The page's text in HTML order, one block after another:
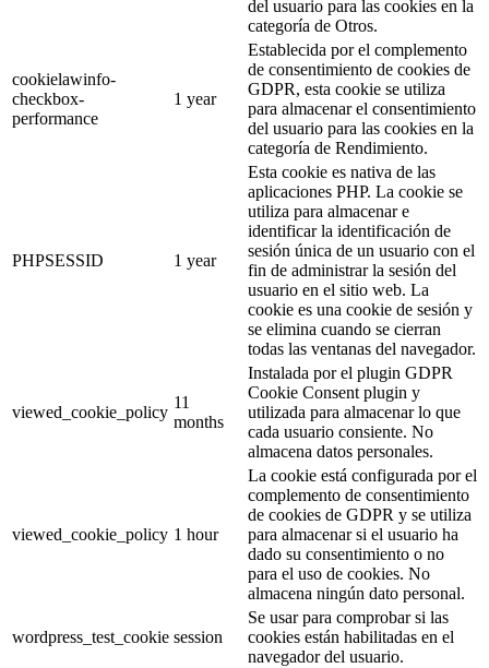
del usuario para las cookies en la
categoría de Otros.
cookielawinfo-
checkbox-
performance
1 year
Establecida por el complemento
de consentimiento de cookies de
GDPR, esta cookie se utiliza
para almacenar el consentimiento
del usuario para las cookies en la
categoría de Rendimiento.
PHPSESSID 1 year
Esta cookie es nativa de las
aplicaciones PHP. La cookie se
utiliza para almacenar e
identificar la identificación de
sesión única de un usuario con el
fin de administrar la sesión del
usuario en el sitio web. La
cookie es una cookie de sesión y
se elimina cuando se cierran
todas las ventanas del navegador.
viewed_cookie_policy
11
months
Instalada por el plugin GDPR
Cookie Consent plugin y
utilizada para almacenar lo que
cada usuario consiente. No
almacena datos personales.
viewed_cookie_policy 1 hour
La cookie está configurada por el
complemento de consentimiento
de cookies de GDPR y se utiliza
para almacenar si el usuario ha
dado su consentimiento o no
para el uso de cookies. No
almacena ningún dato personal.
wordpress_test_cookie session
Se usar para comprobar si las
cookies están habilitadas en el
navegador del usuario.